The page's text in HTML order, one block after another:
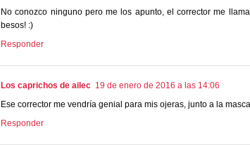
No conozco ninguno pero me los apunto, el corrector me
besos! :)
Responder
Los caprichos de ailec 19 de enero de 2016 a las 14:06
Ese corrector me vendría genial para mis ojeras, junto a la
Responder